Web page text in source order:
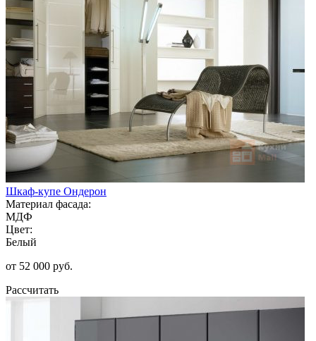
Шкаф-купе Ондерон
Материал фасада:
МДФ
Цвет:
Белый
от 52 000 руб.
Рассчитать